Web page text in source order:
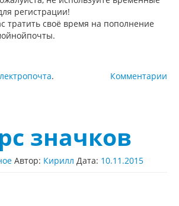
регистрации!
тратить своё время на пополнение
Комментарии
.
значков
Автор: Кирилл Дата: 10.11.2015